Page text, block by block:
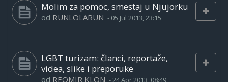
Molim za pomoc, smestaj u Njujorku
od RUNLOLARUN - 05 Jul 2013, 23:15
LGBT turizam: članci, reportaže,
videa, slike i preporuke
od REOMIR KLON -24 Apr 2013, 08:49